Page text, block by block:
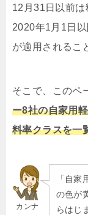
12月31日以前は
2020年1月1日
が適用されるこ
そこで、このペ
ー8社の自家用
料率クラスを一
カンナ
「自
の色が
らはじ